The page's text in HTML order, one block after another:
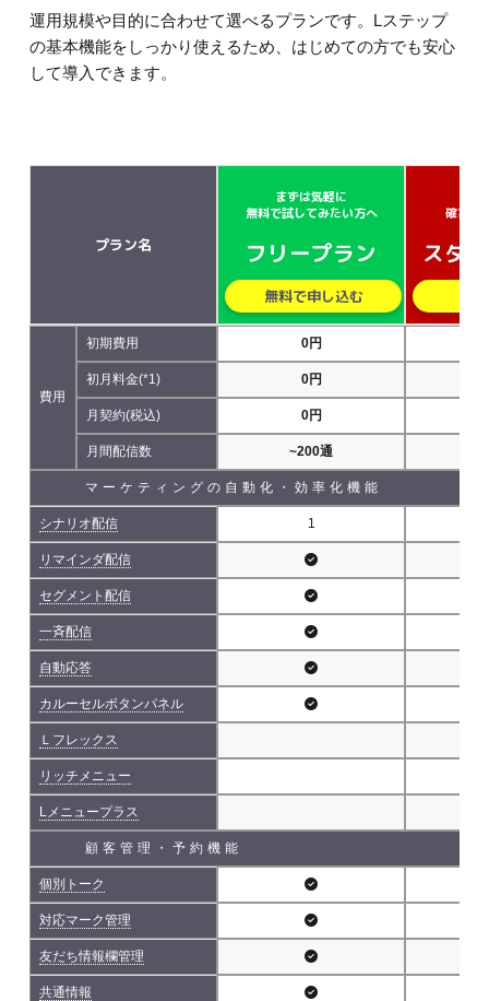
運用規模や目的に合わせて選べるプランです。Lステップ
の基本機能をしっかり使えるため、はじめての方でも安心
して導入できます。
プラン名
まずは気軽に
無料で試してみたい方へ
フリープラン
無料で申し込む
確実に
スタ
費用
初期費用 0円
初月料金(*1) 0円
月契約(税込) 0円
月間配信数 ~200通
マーケティングの自動化・効率化機能
シナリオ配信 1
リマインダ配信
セグメント配信
一斉配信
自動応答
カルーセルボタンパネル
Ｌフレックス
リッチメニュー
Lメニュープラス
顧客管理・予約機能
個別トーク
対応マーク管理
友だち情報欄管理
共通情報